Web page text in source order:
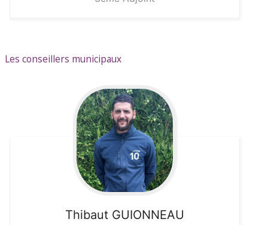
Les conseillers municipaux
Thibaut GUIONNEAU